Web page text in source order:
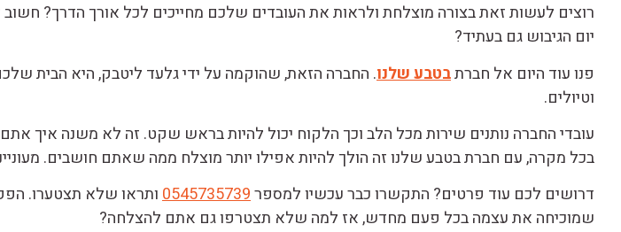
רוצים לעשות זאת בצורה מוצלחת ולראות את העובדים שלכם מחייכים לכל אורך הדרך?
יום הגיבוש גם בעתיד?
פנו עוד היום אל חברתבטבע שלנו. החברה הזאת, שהוקמה על ידי גלעד ליטבק, היא הבית
וטיולים.
עובדי החברה נותנים שירות מכל הלב וכך הלקוח יכול להיות בראש שקט. זה לא משנה איך אתם
בכל מקרה, עם חברת בטבע שלנו זה הולך להיות אפילו יותר מוצלח ממה שאתם חושבים.
דרושים לכם עוד פרטים? התקשרו כבר עכשיו למספר0545735739ותראו שלא תצטערו.
שמוכיחה את עצמה בכל פעם מחדש, אז למה שלא תצטרפו גם אתם להצלחה?